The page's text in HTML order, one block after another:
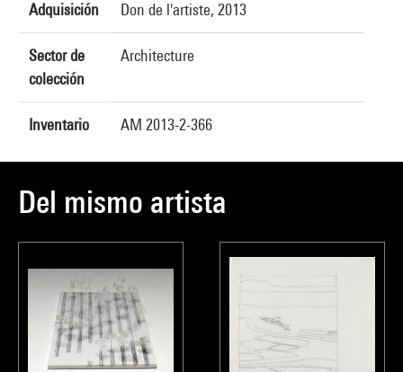
Adquisición Don de l'artiste, 2013
Sector de
colección
Architecture
Inventario AM 2013-2-366
Del mismo artista